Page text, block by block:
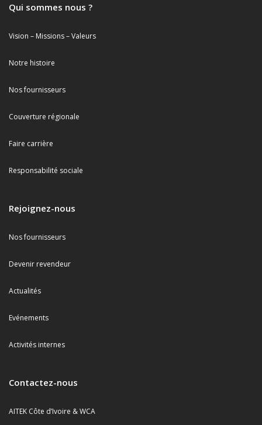
Qui sommes nous ?
Vision – Missions – Valeurs
Notre histoire
Nos fournisseurs
Couverture régionale
Faire carrière
Responsabilité sociale
Rejoignez-nous
Nos fournisseurs
Devenir revendeur
Actualités
Evénements
Activités internes
Contactez-nous
AITEK Côte d’Ivoire & WCA